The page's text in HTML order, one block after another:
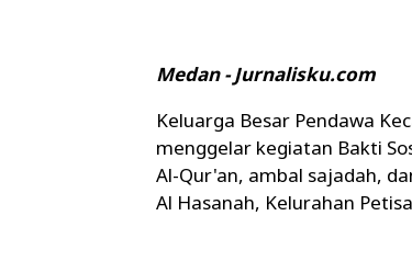
Medan - Jurnalisku.com
Keluarga Besar Pendawa
menggelar kegiatan Bakti
Al-Qur'an, ambal sajadah,
Al Hasanah, Kelurahan